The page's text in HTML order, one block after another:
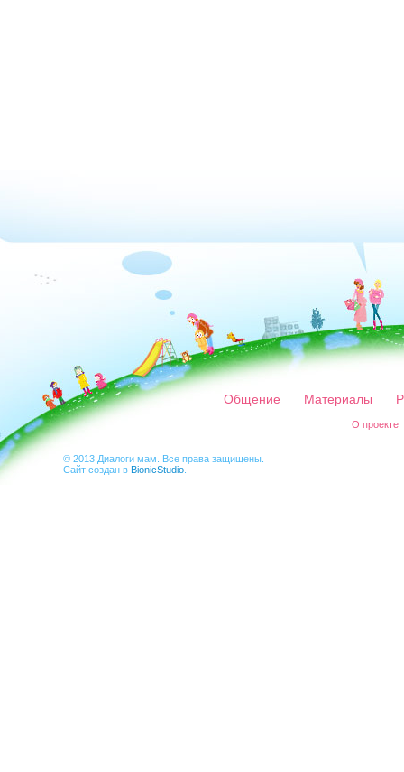
Общение Материалы
О проекте
© 2013 Диалоги мам. Все права защищены.
Сайт создан в BionicStudio